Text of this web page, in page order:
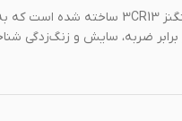
سری بیل از فولاد منگنز 3CR13 ساخته شده است که به
ضربه، سایش و زنگ‌زدگی شناخته